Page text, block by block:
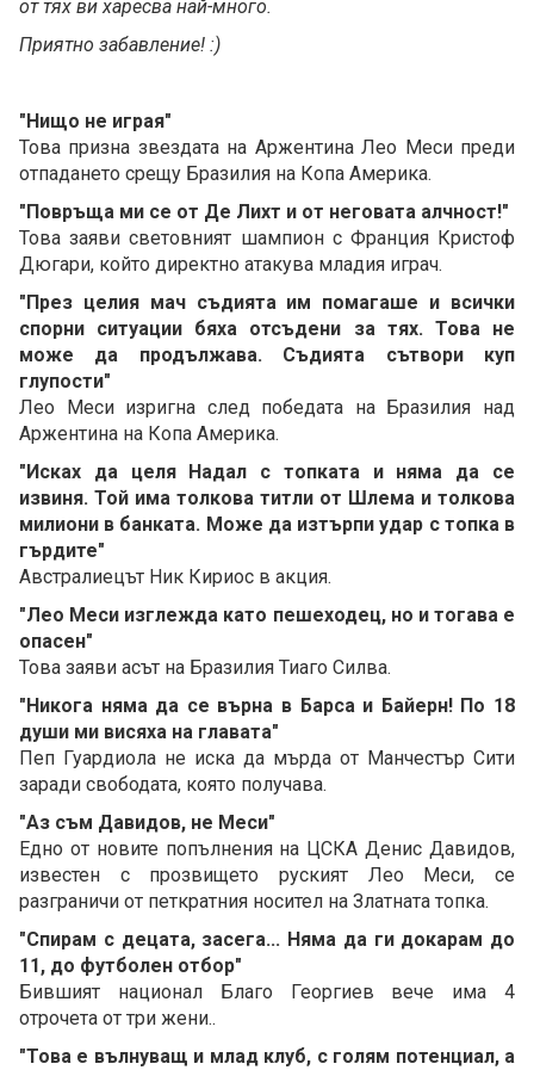
от тях ви харесва най-много.
Приятно забавление! :)
"Нищо не играя"
Това призна звездата на Аржентина Лео Меси преди
отпадането срещу Бразилия на Копа Америка.
"Повръща ми се от Де Лихт и от неговата алчност!"
Това заяви световният шампион с Франция Кристоф
Дюгари, който директно атакува младия играч.
"През целия мач съдията им помагаше и всички
спорни ситуации бяха отсъдени за тях. Това не
може да продължава. Съдията сътвори куп
глупости"
Лео Меси изригна след победата на Бразилия над
Аржентина на Копа Америка.
"Исках да целя Надал с топката и няма да се
извиня. Той има толкова титли от Шлема и толкова
милиони в банката. Може да изтърпи удар с топка в
гърдите"
Австралиецът Ник Кириос в акция.
"Лео Меси изглежда като пешеходец, но и тогава е
опасен"
Това заяви асът на Бразилия Тиаго Силва.
"Никога няма да се върна в Барса и Байерн! По 18
души ми висяха на главата"
Пеп Гуардиола не иска да мърда от Манчестър Сити
заради свободата, която получава.
"Аз съм Давидов, не Меси"
Едно от новите попълнения на ЦСКА Денис Давидов,
известен с прозвището руският Лео Меси, се
разграничи от петкратния носител на Златната топка.
"Спирам с децата, засега... Няма да ги докарам до
11, до футболен отбор"
Бившият национал Благо Георгиев вече има 4
отрочета от три жени..
"Това е вълнуващ и млад клуб, с голям потенциал, а